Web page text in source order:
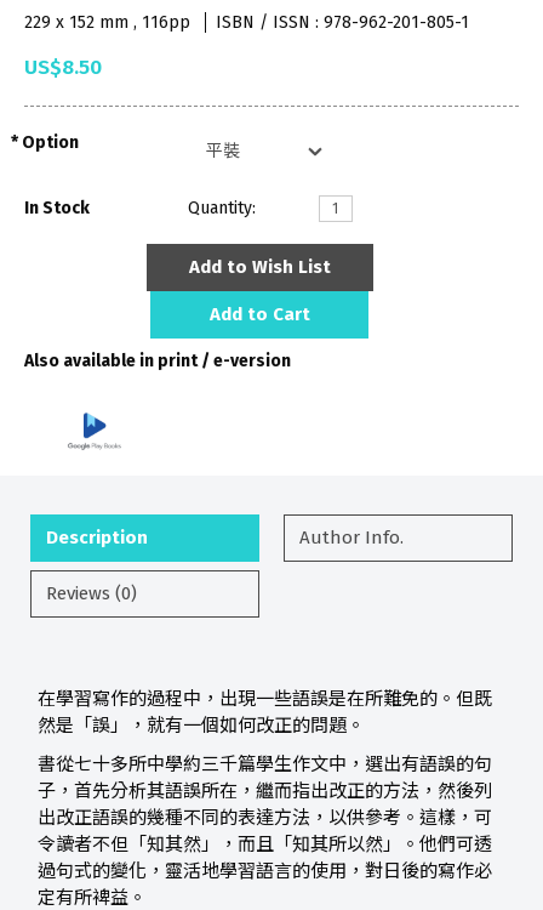
229 x 152 mm , 116pp
ISBN / ISSN : 978-962-201-805-1
US$8.50
Option
In Stock Quantity:
Add to Wish List
Add to Cart
Also available in print / e-version
Description Author Info.
Reviews (0)
在學習寫作的過程中，出現一些語誤是在所難免的。但既
然是「誤」，就有一個如何改正的問題。
書從七十多所中學約三千篇學生作文中，選出有語誤的句
子，首先分析其語誤所在，繼而指出改正的方法，然後列
出改正語誤的幾種不同的表達方法，以供參考。這樣，可
令讀者不但「知其然」，而且「知其所以然」。他們可透
過句式的變化，靈活地學習語言的使用，對日後的寫作必
定有所裨益。